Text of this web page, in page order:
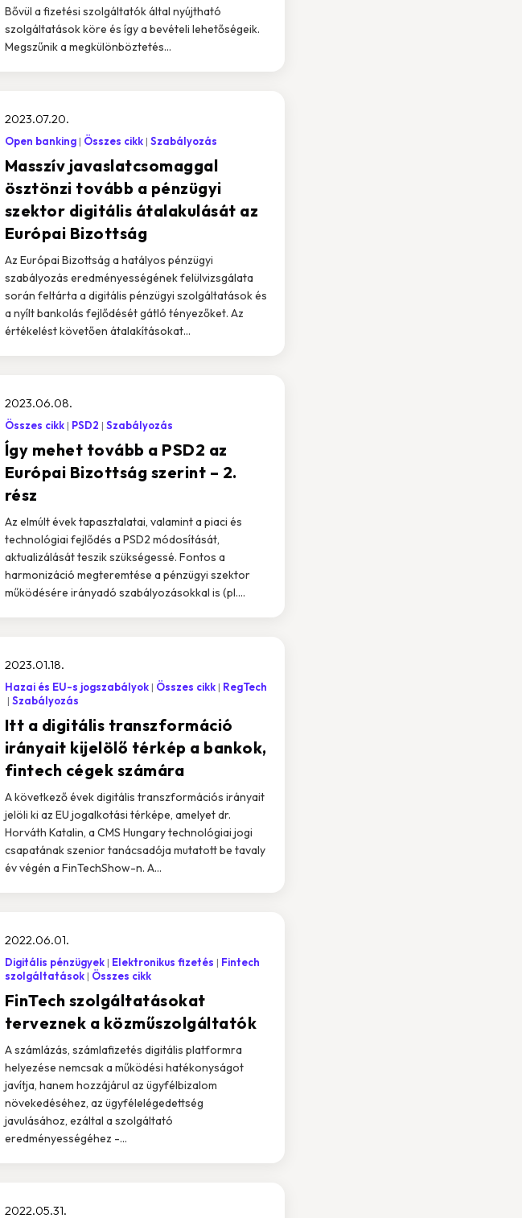
Bővül a fizetési szolgáltatók által nyújtható
szolgáltatások köre és így a bevételi lehetőségeik.
Megszűnik a megkülönböztetés...
Masszív javaslatcsomaggal
ösztönzi tovább a pénzügyi
szektor digitális átalakulását az
Európai Bizottság
2023.07.20.
Open banking Összes cikk Szabályozás
Az Európai Bizottság a hatályos pénzügyi
szabályozás eredményességének felülvizsgálata
során feltárta a digitális pénzügyi szolgáltatások és
a nyílt bankolás fejlődését gátló tényezőket. Az
értékelést követően átalakításokat...
Így mehet tovább a PSD2 az
Európai Bizottság szerint – 2.
rész
2023.06.08.
Összes cikk PSD2 Szabályozás
Az elmúlt évek tapasztalatai, valamint a piaci és
technológiai fejlődés a PSD2 módosítását,
aktualizálását teszik szükségessé. Fontos a
harmonizáció megteremtése a pénzügyi szektor
működésére irányadó szabályozásokkal is (pl....
Itt a digitális transzformáció
irányait kijelölő térkép a bankok,
fintech cégek számára
2023.01.18.
Hazai és EU-s jogszabályok Összes cikk
RegTech
Szabályozás
A következő évek digitális transzformációs irányait
jelöli ki az EU jogalkotási térképe, amelyet dr.
Horváth Katalin, a CMS Hungary technológiai jogi
csapatának szenior tanácsadója mutatott be tavaly
év végén a FinTechShow-n. A...
FinTech szolgáltatásokat
terveznek a közműszolgáltatók
2022.06.01.
Digitális pénzügyek Elektronikus fizetés
Fintech
szolgáltatások
Összes cikk
A számlázás, számlafizetés digitális platformra
helyezése nemcsak a működési hatékonyságot
javítja, hanem hozzájárul az ügyfélbizalom
növekedéséhez, az ügyfélelégedettség
javulásához, ezáltal a szolgáltató
eredményességéhez -...
2022.05.31.